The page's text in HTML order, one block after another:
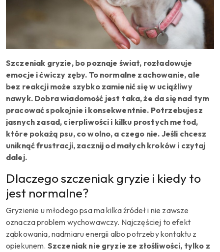
Szczeniak gryzie, bo poznaje świat, rozładowuje
emocje i ćwiczy zęby. To normalne zachowanie, ale
bez reakcji może szybko zamienić się w uciążliwy
nawyk. Dobra wiadomość jest taka, że da się nad tym
pracować spokojnie i konsekwentnie. Potrzebujesz
jasnych zasad, cierpliwości i kilku prostych metod,
które pokażą psu, co wolno, a czego nie. Jeśli chcesz
uniknąć frustracji, zacznij od małych kroków i czytaj
dalej.
Dlaczego szczeniak gryzie i kiedy to
jest normalne?
Gryzienie u młodego psa ma kilka źródeł i nie zawsze
oznacza problem wychowawczy. Najczęściej to efekt
ząbkowania, nadmiaru energii albo potrzeby kontaktu z
opiekunem. Szczeniak nie gryzie ze złośliwości, tylko z